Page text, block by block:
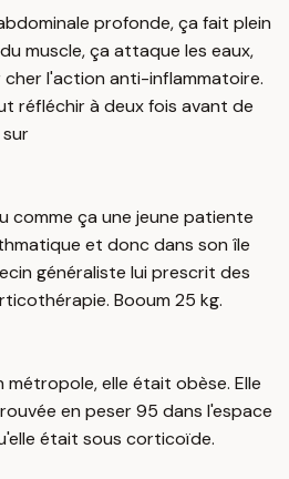
profonde, ça fait plein
muscle, ça attaque les eaux,
l'action anti-inflammatoire.
réfléchir à deux fois avant de
comme ça une jeune patiente
et donc dans son île
généraliste lui prescrit des
Booum 25 kg.
métropole, elle était obèse. Elle
en peser 95 dans l'espace
était sous corticoïde.